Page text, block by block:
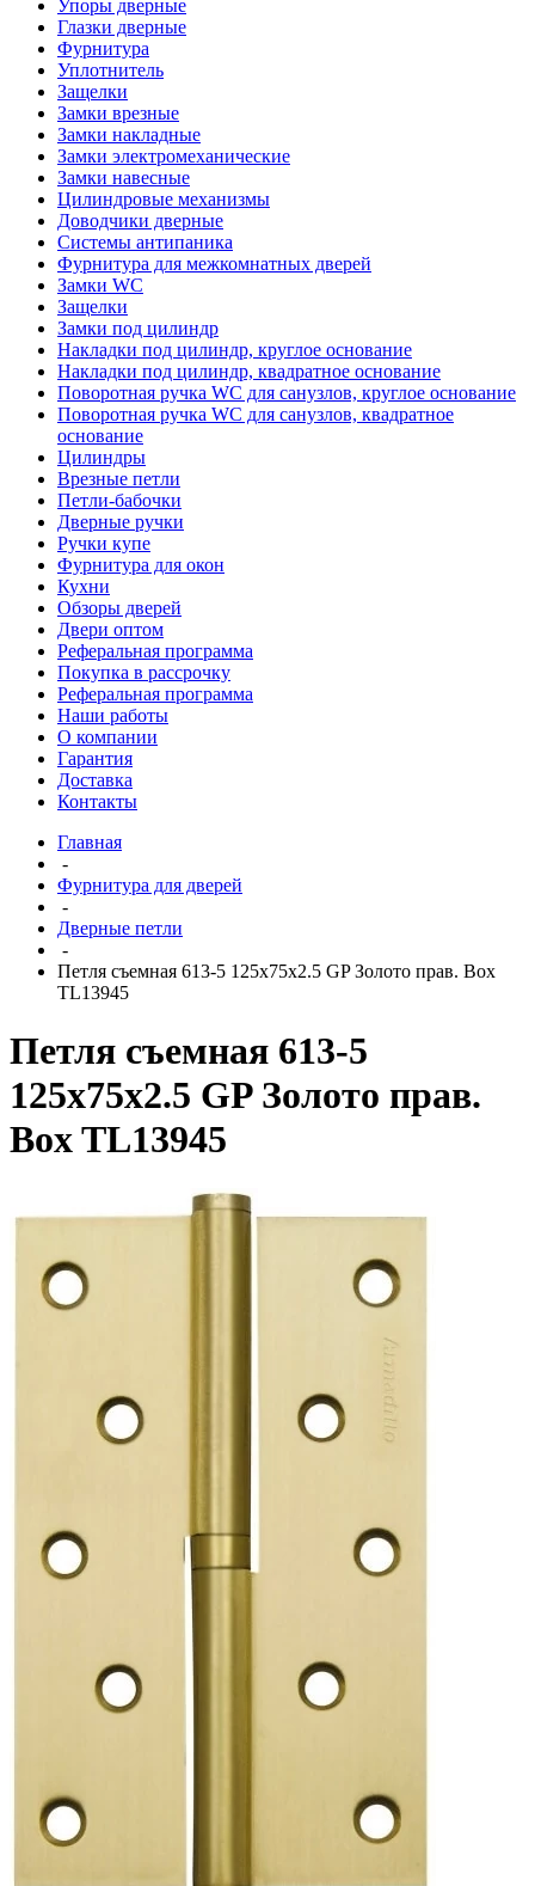
Упоры дверные
Глазки дверные
Фурнитура
Уплотнитель
Защелки
Замки врезные
Замки накладные
Замки электромеханические
Замки навесные
Цилиндровые механизмы
Доводчики дверные
Системы антипаника
Фурнитура для межкомнатных дверей
Замки WC
Защелки
Замки под цилиндр
Накладки под цилиндр, круглое основание
Накладки под цилиндр, квадратное основание
Поворотная ручка WC для санузлов, круглое основание
Поворотная ручка WC для санузлов, квадратное
основание
Цилиндры
Врезные петли
Петли-бабочки
Дверные ручки
Ручки купе
Фурнитура для окон
Кухни
Обзоры дверей
Двери оптом
Реферальная программа
Покупка в рассрочку
Реферальная программа
Наши работы
О компании
Гарантия
Доставка
Контакты
Главная
-
Фурнитура для дверей
-
Дверные петли
-
Петля съемная 613-5 125х75х2.5 GP Золото прав. Box
TL13945
Петля съемная 613-5
125х75х2.5 GP Золото прав.
Box TL13945